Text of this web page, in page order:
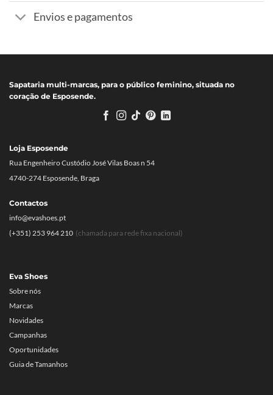
Envios e pagamentos
Sapataria multi-marcas, para o público feminino, situada no
coração de Esposende.
Eva Shoes
Sobre nós
Marcas
Novidades
Campanhas
Oportunidades
Guia de Tamanhos
Loja Esposende
Rua Engenheiro Custódio José Vilas Boas n 54
4740-274 Esposende, Braga
Contactos
info@evashoes.pt
(+351) 253 964 210 (chamada para rede fixa nacional)